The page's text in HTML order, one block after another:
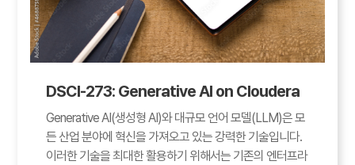
DSCI-273: Generative AI on Cloudera
Generative AI(생성형 AI)와 대규모 언어 모델(LLM)은 모
든 산업 분야에 혁신을 가져오고 있는 강력한 기술입니다.
이러한 기술을 최대한 활용하기 위해서는 기존의 엔터프라